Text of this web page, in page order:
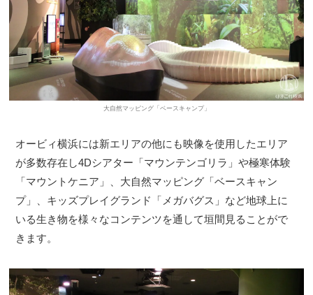
大自然マッピング「ベースキャンプ」
オービィ横浜には新エリアの他にも映像を使用したエリア
が多数存在し4Dシアター「マウンテンゴリラ」や極寒体験
「マウントケニア」、大自然マッピング「ベースキャン
プ」、キッズプレイグランド「メガバグス」など地球上に
いる生き物を様々なコンテンツを通して垣間見ることがで
きます。
サイトについて